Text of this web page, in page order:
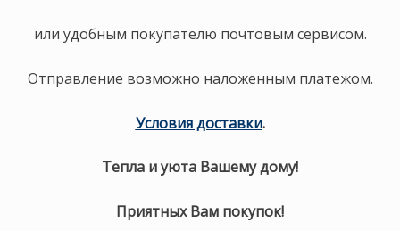
или удобным покупателю почтовым сервисом.
Отправление возможно наложенным платежом.
Условия доставки.
Тепла и уюта Вашему дому!
Приятных Вам покупок!